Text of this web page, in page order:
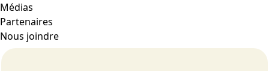
Médias
Partenaires
Nous joindre